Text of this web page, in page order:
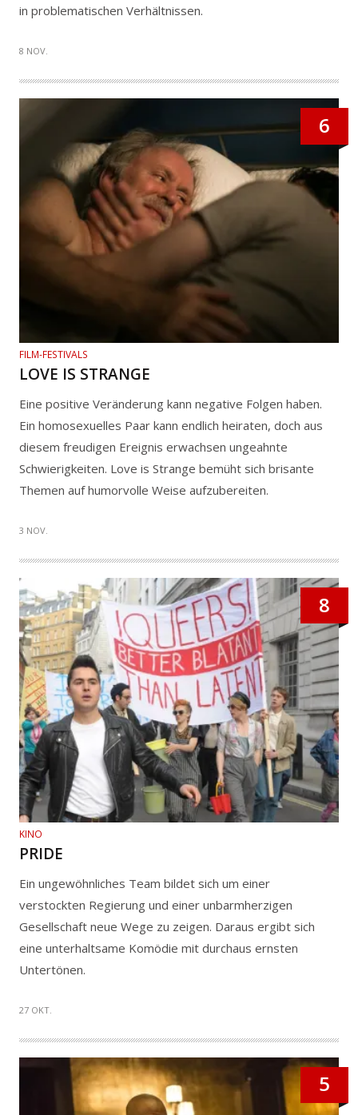
in problematischen Verhältnissen.
8 NOV.
6
FILM-FESTIVALS
LOVE IS STRANGE
Eine positive Veränderung kann negative Folgen haben.
Ein homosexuelles Paar kann endlich heiraten, doch aus
diesem freudigen Ereignis erwachsen ungeahnte
Schwierigkeiten. Love is Strange bemüht sich brisante
Themen auf humorvolle Weise aufzubereiten.
3 NOV.
8
KINO
PRIDE
Ein ungewöhnliches Team bildet sich um einer
verstockten Regierung und einer unbarmherzigen
Gesellschaft neue Wege zu zeigen. Daraus ergibt sich
eine unterhaltsame Komödie mit durchaus ernsten
Untertönen.
27 OKT.
5